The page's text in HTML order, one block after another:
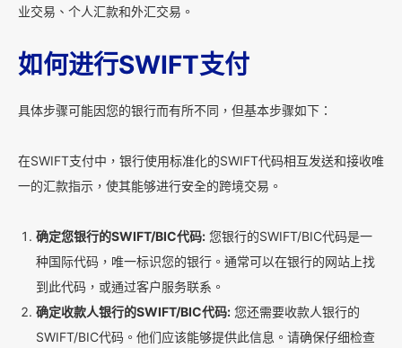
业交易、个人汇款和外汇交易。
如何进行SWIFT支付
具体步骤可能因您的银行而有所不同，但基本步骤如下：
在SWIFT支付中，银行使用标准化的SWIFT代码相互发送和接收唯
一的汇款指示，使其能够进行安全的跨境交易。
确定您银行的SWIFT/BIC代码: 您银行的SWIFT/BIC代码是一
种国际代码，唯一标识您的银行。通常可以在银行的网站上找
到此代码，或通过客户服务联系。
确定收款人银行的SWIFT/BIC代码: 您还需要收款人银行的
SWIFT/BIC代码。他们应该能够提供此信息。请确保仔细检查